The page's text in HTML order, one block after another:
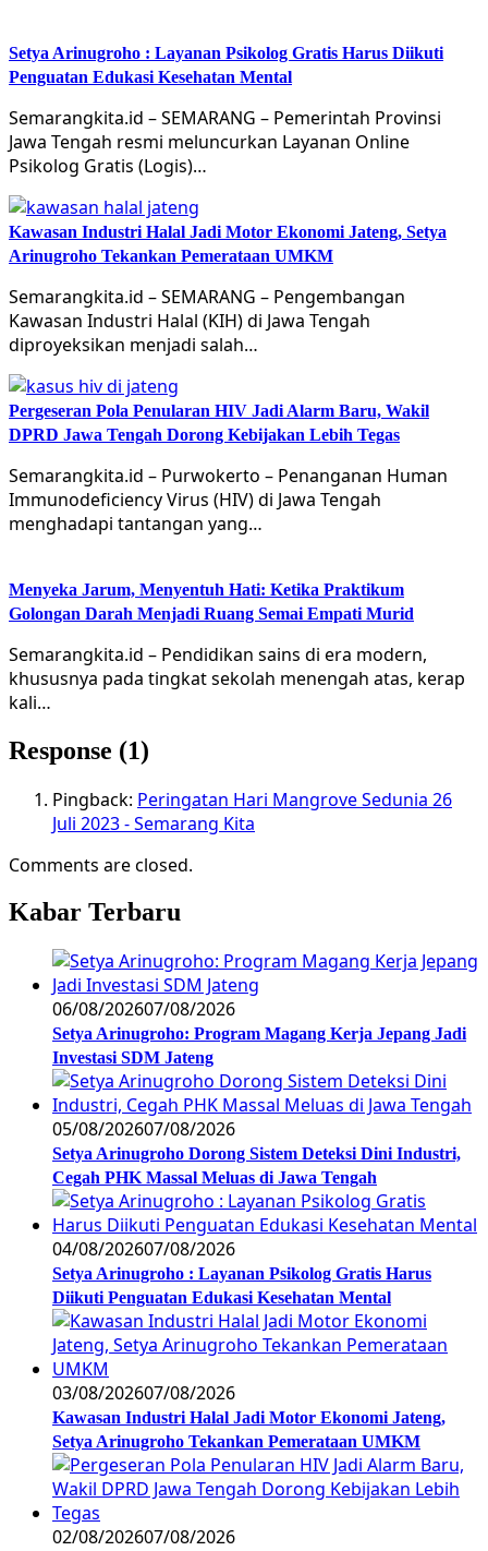
Setya Arinugroho : Layanan Psikolog Gratis Harus Diikuti
Penguatan Edukasi Kesehatan Mental
Semarangkita.id – SEMARANG – Pemerintah Provinsi
Jawa Tengah resmi meluncurkan Layanan Online
Psikolog Gratis (Logis)…
Kawasan Industri Halal Jadi Motor Ekonomi Jateng, Setya
Arinugroho Tekankan Pemerataan UMKM
Semarangkita.id – SEMARANG – Pengembangan
Kawasan Industri Halal (KIH) di Jawa Tengah
diproyeksikan menjadi salah…
Pergeseran Pola Penularan HIV Jadi Alarm Baru, Wakil
DPRD Jawa Tengah Dorong Kebijakan Lebih Tegas
Semarangkita.id – Purwokerto – Penanganan Human
Immunodeficiency Virus (HIV) di Jawa Tengah
menghadapi tantangan yang…
Menyeka Jarum, Menyentuh Hati: Ketika Praktikum
Golongan Darah Menjadi Ruang Semai Empati Murid
Semarangkita.id – Pendidikan sains di era modern,
khususnya pada tingkat sekolah menengah atas, kerap
kali…
Response (1)
Pingback: Peringatan Hari Mangrove Sedunia 26
Juli 2023 - Semarang Kita
Comments are closed.
Kabar Terbaru
06/08/202607/08/2026
Setya Arinugroho: Program Magang Kerja Jepang Jadi
Investasi SDM Jateng
05/08/202607/08/2026
Setya Arinugroho Dorong Sistem Deteksi Dini Industri,
Cegah PHK Massal Meluas di Jawa Tengah
04/08/202607/08/2026
Setya Arinugroho : Layanan Psikolog Gratis Harus
Diikuti Penguatan Edukasi Kesehatan Mental
03/08/202607/08/2026
Kawasan Industri Halal Jadi Motor Ekonomi Jateng,
Setya Arinugroho Tekankan Pemerataan UMKM
02/08/202607/08/2026